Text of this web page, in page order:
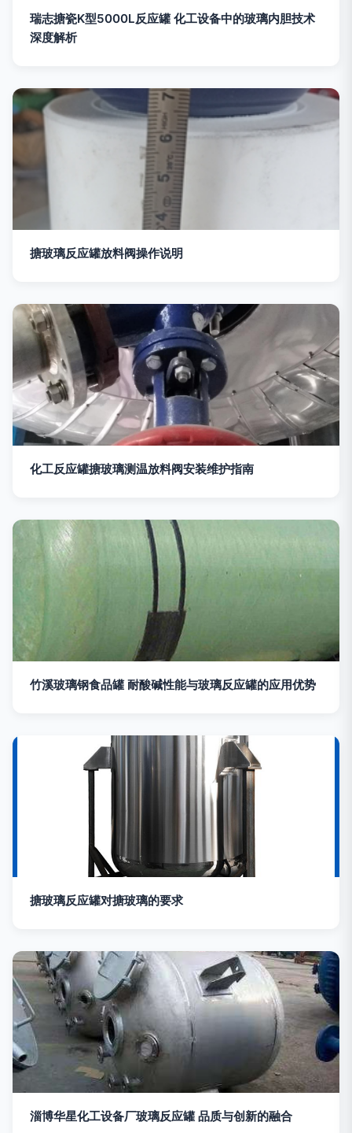
瑞志搪瓷K型5000L反应罐 化工设备中的玻璃内胆技术
深度解析
搪玻璃反应罐放料阀操作说明
化工反应罐搪玻璃测温放料阀安装维护指南
竹溪玻璃钢食品罐 耐酸碱性能与玻璃反应罐的应用优势
搪玻璃反应罐对搪玻璃的要求
淄博华星化工设备厂玻璃反应罐 品质与创新的融合